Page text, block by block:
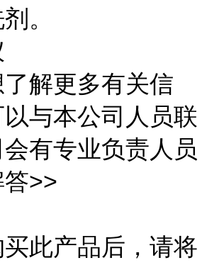
。
了解更多有关信
与本公司人员联
有专业负责人员
>>
此产品后，请将